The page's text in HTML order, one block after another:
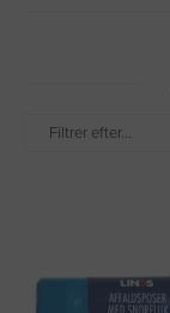
Filtrer efter...